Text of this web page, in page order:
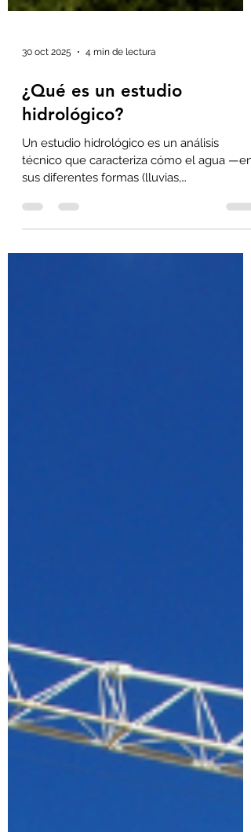
30 oct 2025
¿Qué es un estudio
hidrológico?
técnico que caracteriza cómo el agua —en
sus diferentes formas (lluvias,